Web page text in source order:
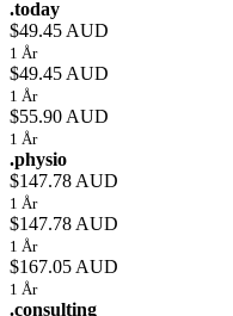
.today
$49.45 AUD
1 År
$49.45 AUD
1 År
$55.90 AUD
1 År
.physio
$147.78 AUD
1 År
$147.78 AUD
1 År
$167.05 AUD
1 År
.consulting